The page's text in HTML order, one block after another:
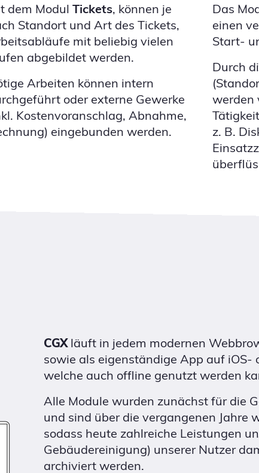
dem Modul Tickets, können je
Standort und Art des Tickets,
mit beliebig vielen
abgebildet werden.
Arbeiten können intern
oder externe Gewerke
Kostenvoranschlag, Abnahme,
eingebunden werden.
Das
einen
Start-
Durch
werden
z. B.
CGXläuft in jedem modernen
sowie als eigenständige App auf iOS-
welche auch offline genutzt werden
Alle Module wurden zunächst für die
und sind über die vergangenen Jahre
sodass heute zahlreiche Leistungen
Gebäudereinigung) unserer Nutzer
archiviert werden.